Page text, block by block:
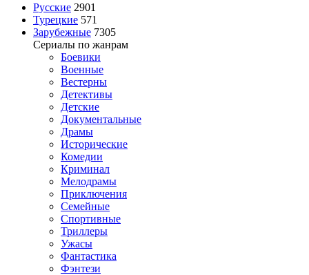
Русские 2901
Турецкие 571
Зарубежные 7305
Сериалы по жанрам
Боевики
Военные
Вестерны
Детективы
Детские
Документальные
Драмы
Исторические
Комедии
Криминал
Мелодрамы
Приключения
Семейные
Спортивные
Триллеры
Ужасы
Фантастика
Фэнтези